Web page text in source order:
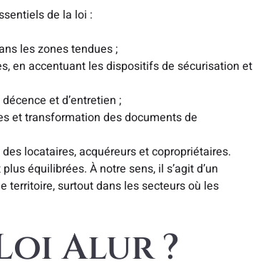
de la loi :
les zones tendues ;
en accentuant les dispositifs de sécurisation et
et d’entretien ;
et transformation des documents de
locataires, acquéreurs et copropriétaires.
équilibrées. À notre sens, il s’agit d’un
territoire, surtout dans les secteurs où les
Alur ?